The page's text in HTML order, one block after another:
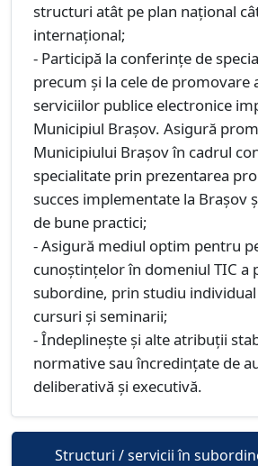
structuri atât pe plan naţional
internaţional;
- Participă la conferințe de
precum şi la cele de promovare
serviciilor publice electronice
Municipiul Braşov. Asigură
Municipiului Braşov în cadrul
specialitate prin prezentarea
succes implementate la Braşov
de bune practici;
- Asigură mediul optim pentru
cunoştinţelor în domeniul TIC a
subordine, prin studiu
cursuri şi seminarii;
- Îndeplineşte şi alte atribuţii
normative sau încredinţate de
deliberativă şi executivă.
Structuri / servicii în